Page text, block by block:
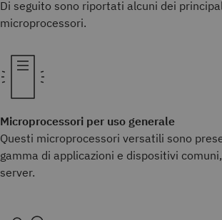
Di seguito sono riportati alcuni dei
microprocessori.
Microprocessori per uso generale
Questi microprocessori versatili sono
gamma di applicazioni e dispositivi
server.